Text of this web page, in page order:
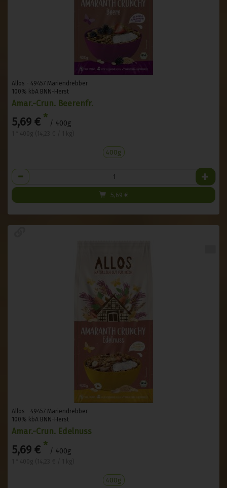
Allos - 49457 Mariendrebber
100% kbA BNN-Herst
Amar.-Crun. Beerenfr.
5,69 € * / 400g
400g
Anzahl
5,69 €
Allos - 49457 Mariendrebber
100% kbA BNN-Herst
Amar.-Crun. Edelnuss
5,69 € * / 400g
400g